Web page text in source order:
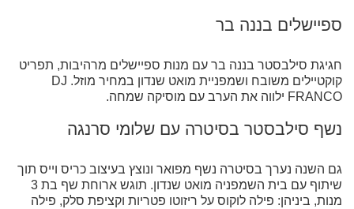
ספיישלים בננה בר
חגיגת סילבסטר בננה בר עם מנות ספיישלים מרהיבות, תפריט
קוקטיילים משובח ושמפניית מואט שנדון במחיר מוזל. DJ
FRANCO ילווה את הערב עם מוסיקה שמחה.
נשף סילבסטר בסיטרה עם שלומי סרנגה
גם השנה נערך בסיטרה נשף מפואר ונוצץ בעיצוב כריס וייס תוך
שיתוף עם בית השמפניה מואט שנדון. תוגש ארוחת שף בת 3
מנות, ביניהן: פילה לוקוס על ריזוטו פטריות וקציפת סלק, פילה